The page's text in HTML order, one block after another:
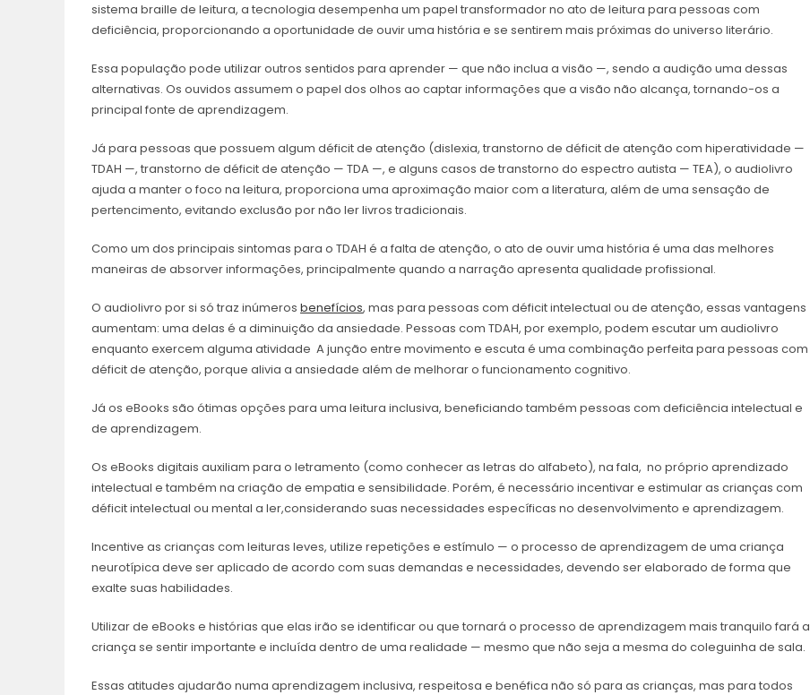
sistema braille de leitura, a tecnologia desempenha um papel transformador no ato de leitura para pessoas com
deficiência, proporcionando a oportunidade de ouvir uma história e se sentirem mais próximas do universo literário.
Essa população pode utilizar outros sentidos para aprender — que não inclua a visão —, sendo a audição uma dessas
alternativas. Os ouvidos assumem o papel dos olhos ao captar informações que a visão não alcança, tornando-os a
principal fonte de aprendizagem.
Já para pessoas que possuem algum déficit de atenção (dislexia, transtorno de déficit de atenção com hiperatividade —
TDAH —, transtorno de déficit de atenção — TDA —, e alguns casos de transtorno do espectro autista — TEA), o audiolivro
ajuda a manter o foco na leitura, proporciona uma aproximação maior com a literatura, além de uma sensação de
pertencimento, evitando exclusão por não ler livros tradicionais.
Como um dos principais sintomas para o TDAH é a falta de atenção, o ato de ouvir uma história é uma das melhores
maneiras de absorver informações, principalmente quando a narração apresenta qualidade profissional.
O audiolivro por si só traz inúmeros benefícios, mas para pessoas com déficit intelectual ou de atenção, essas vantagens
aumentam: uma delas é a diminuição da ansiedade. Pessoas com TDAH, por exemplo, podem escutar um audiolivro
enquanto exercem alguma atividade A junção entre movimento e escuta é uma combinação perfeita para pessoas com
déficit de atenção, porque alivia a ansiedade além de melhorar o funcionamento cognitivo.
Já os eBooks são ótimas opções para uma leitura inclusiva, beneficiando também pessoas com deficiência intelectual e
de aprendizagem.
Os eBooks digitais auxiliam para o letramento (como conhecer as letras do alfabeto), na fala, no próprio aprendizado
intelectual e também na criação de empatia e sensibilidade. Porém, é necessário incentivar e estimular as crianças com
déficit intelectual ou mental a ler,considerando suas necessidades específicas no desenvolvimento e aprendizagem.
Incentive as crianças com leituras leves, utilize repetições e estímulo — o processo de aprendizagem de uma criança
neurotípica deve ser aplicado de acordo com suas demandas e necessidades, devendo ser elaborado de forma que
exalte suas habilidades.
Utilizar de eBooks e histórias que elas irão se identificar ou que tornará o processo de aprendizagem mais tranquilo fará a
criança se sentir importante e incluída dentro de uma realidade — mesmo que não seja a mesma do coleguinha de sala.
Essas atitudes ajudarão numa aprendizagem inclusiva, respeitosa e benéfica não só para as crianças, mas para todos